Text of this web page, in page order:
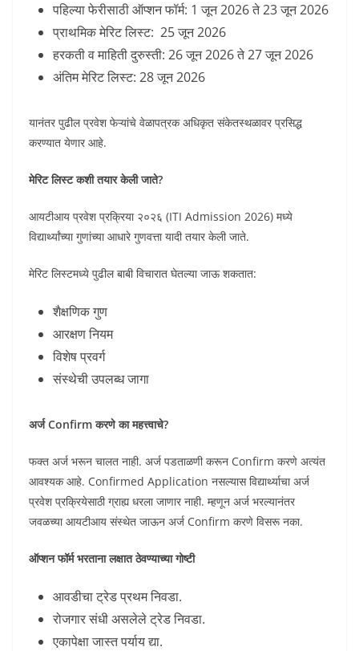
पहिल्या फेरीसाठी ऑप्शन फॉर्म: 1 जून 2026 ते 23 जून 2026
प्राथमिक मेरिट लिस्ट: 25 जून 2026
हरकती व माहिती दुरुस्ती: 26 जून 2026 ते 27 जून 2026
अंतिम मेरिट लिस्ट: 28 जून 2026
यानंतर पुढील प्रवेश फेऱ्यांचे वेळापत्रक अधिकृत संकेतस्थळावर प्रसिद्ध
करण्यात येणार आहे.
मेरिट लिस्ट कशी तयार केली जाते?
आयटीआय प्रवेश प्रक्रिया २०२६ (ITI Admission 2026) मध्ये
विद्यार्थ्यांच्या गुणांच्या आधारे गुणवत्ता यादी तयार केली जाते.
मेरिट लिस्टमध्ये पुढील बाबी विचारात घेतल्या जाऊ शकतात:
शैक्षणिक गुण
आरक्षण नियम
विशेष प्रवर्ग
संस्थेची उपलब्ध जागा
अर्ज Confirm करणे का महत्त्वाचे?
फक्त अर्ज भरून चालत नाही. अर्ज पडताळणी करून Confirm करणे अत्यंत
आवश्यक आहे. Confirmed Application नसल्यास विद्यार्थ्याचा अर्ज
प्रवेश प्रक्रियेसाठी ग्राह्य धरला जाणार नाही. म्हणून अर्ज भरल्यानंतर
जवळच्या आयटीआय संस्थेत जाऊन अर्ज Confirm करणे विसरू नका.
ऑप्शन फॉर्म भरताना लक्षात ठेवण्याच्या गोष्टी
आवडीचा ट्रेड प्रथम निवडा.
रोजगार संधी असलेले ट्रेड निवडा.
एकापेक्षा जास्त पर्याय द्या.